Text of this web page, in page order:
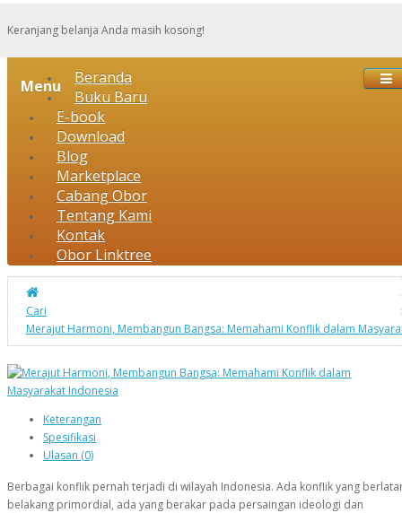
Keranjang belanja Anda masih kosong!
Menu
Beranda
Buku Baru
E-book
Download
Blog
Marketplace
Cabang Obor
Tentang Kami
Kontak
Obor Linktree
Cari
Merajut Harmoni, Membangun Bangsa: Memahami Konflik dalam
Keterangan
Spesifikasi
Ulasan (0)
Berbagai konflik pernah terjadi di wilayah Indonesia. Ada konflik yang
belakang primordial, ada yang berakar pada persaingan ideologi dan